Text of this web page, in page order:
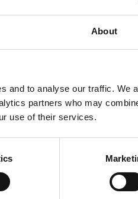
About
and to analyse our traffic. We
partners who may
use of their services.